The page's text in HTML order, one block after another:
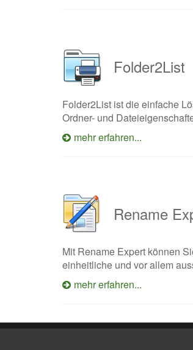
Folder2List
Folder2List ist die einfache
Ordner- und
mehr erfahren...
Rename
Mit Rename Expert können
einheitliche und vor allem
mehr erfahren...